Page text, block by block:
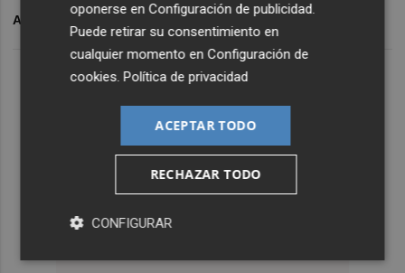
ARCHIVADO EN
oponerse enConfiguración de publicidad.
Puede retirar su consentimiento en
cualquier momento enConfiguración de
cookies.Política de privacidad
ACEPTAR TODO
RECHAZAR TODO
CONFIGURAR